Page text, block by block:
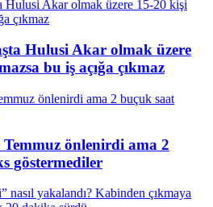
Hulusi Akar olmak üzere
bu iş açığa çıkmaz
önlenirdi ama 2
göstermediler